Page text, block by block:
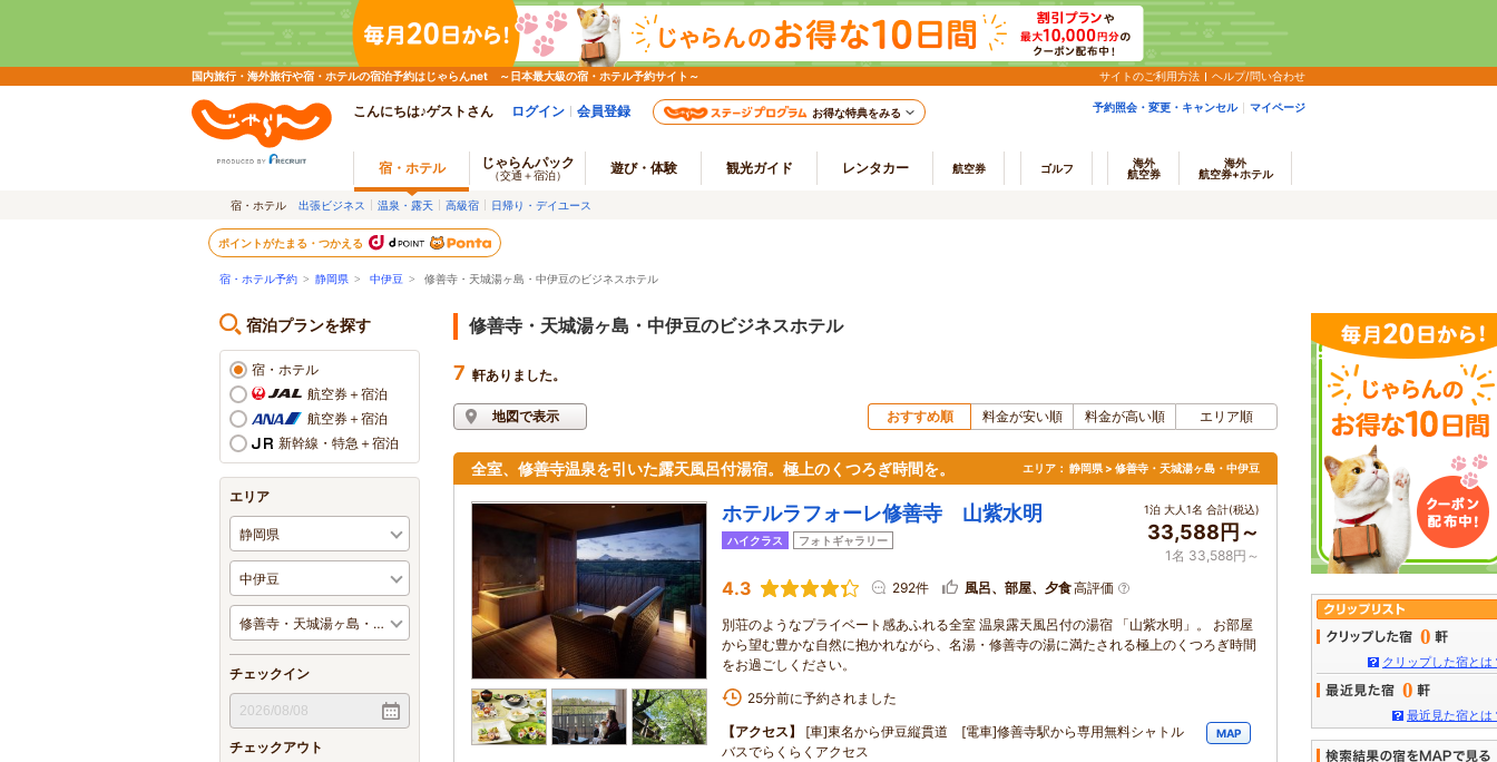
国内旅行・海外旅行や宿・ホテルの宿泊予約はじゃらんnet ～日本最大級の宿・ホテル予約サイト～ サイトのご利用方法 ヘルプ/問い合わせ
こんにちは♪ゲストさん ログイン 会員登録 お得な特典をみる 予約照会・変更・キャンセル マイページ
宿・ホテル じゃらんパック
（交通＋宿泊） 遊び・体験 観光ガイド レンタカー 航空券 ゴルフ
海外
航空券
海外
航空券+ホテル
宿・ホテル 出張ビジネス 温泉・露天 高級宿 日帰り・デイユース
ポイントがたまる・つかえる
宿・ホテル予約 > 静岡県 > 中伊豆 > 修善寺・天城湯ヶ島・中伊豆のビジネスホテル
宿泊プランを探す
宿・ホテル
航空券＋宿泊
航空券＋宿泊
新幹線・特急＋宿泊
エリア
チェックイン
チェックアウト
修善寺・天城湯ヶ島・中伊豆のビジネスホテル
7 軒ありました。
地図で表示 おすすめ順 料金が安い順 料金が高い順 エリア順
全室、修善寺温泉を引いた露天風呂付湯宿。極上のくつろぎ時間を。 エリア： 静岡県 > 修善寺・天城湯ヶ島・中伊豆
ホテルラフォーレ修善寺 山紫水明
ハイクラス フォトギャラリー
1泊 大人1名 合計(税込)
33,588円～
1名 33,588円～
4.3 292件 風呂、部屋、夕食高評価
別荘のようなプライベート感あふれる全室 温泉露天風呂付の湯宿 「山紫水明」。 お部屋
から望む豊かな自然に抱かれながら、名湯・修善寺の湯に満たされる極上のくつろぎ時間
をお過ごしください。
25分前に予約されました
【アクセス】
[車]東名から伊豆縦貫道 [電車]修善寺駅から専用無料シャトル
バスでらくらくアクセス
MAP
0
クリップした宿とは
0
最近見た宿とは